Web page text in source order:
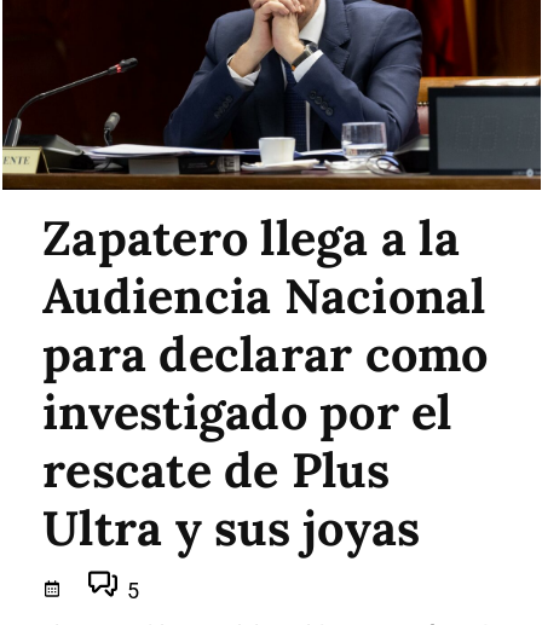
Zapatero llega a la
Audiencia Nacional
para declarar como
investigado por el
rescate de Plus
Ultra y sus joyas
5